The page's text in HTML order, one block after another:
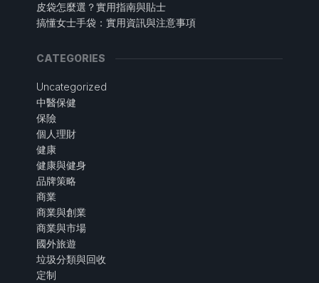
皮袋怎麼選？實用指南與貼士
搞懂女士手袋：實用資訊與注意事項
CATEGORIES
Uncategorized
中醫保健
保險
個人理財
健康
健康與健身
品牌策略
商業
商業與創業
商業與市場
國外旅遊
垃圾分類與回收
定制